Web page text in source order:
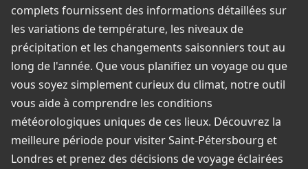
complets fournissent des informations détaillées sur
les variations de température, les niveaux de
précipitation et les changements saisonniers tout au
long de l'année. Que vous planifiez un voyage ou que
vous soyez simplement curieux du climat, notre outil
vous aide à comprendre les conditions
météorologiques uniques de ces lieux. Découvrez la
meilleure période pour visiter Saint-Pétersbourg et
Londres et prenez des décisions de voyage éclairées